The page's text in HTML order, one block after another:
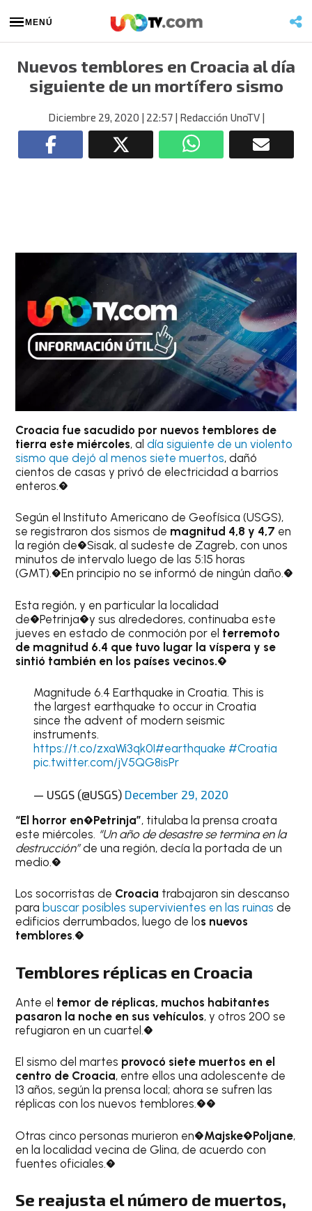
MENÚ
Nuevos temblores en Croacia al día
siguiente de un mortífero sismo
Diciembre 29, 2020 | 22:57| Redacción UnoTV|
Croacia fue sacudido por nuevos temblores de
tierra este miércoles, al día siguiente de un violento
sismo que dejó al menos siete muertos, dañó
cientos de casas y privó de electricidad a barrios
enteros.�
Según el Instituto Americano de Geofísica (USGS),
se registraron dos sismos de magnitud 4,8 y 4,7 en
la región de�Sisak, al sudeste de Zagreb, con unos
minutos de intervalo luego de las 5:15 horas
(GMT).�En principio no se informó de ningún daño.�
Esta región, y en particular la localidad
de�Petrinja�y sus alrededores, continuaba este
jueves en estado de conmoción por el terremoto
de magnitud 6.4 que tuvo lugar la víspera y se
sintió también en los países vecinos.�
Magnitude 6.4 Earthquake in Croatia. This is
the largest earthquake to occur in Croatia
since the advent of modern seismic
instruments.
https://t.co/zxaWi3qk0I#earthquake #Croatia
pic.twitter.com/jV5QG8isPr
— USGS (@USGS) December 29, 2020
“El horror en�Petrinja”, titulaba la prensa croata
este miércoles. “Un año de desastre se termina en la
destrucción”de una región, decía la portada de un
medio.�
Los socorristas de Croacia trabajaron sin descanso
para buscar posibles supervivientes en las ruinas de
edificios derrumbados, luego de los nuevos
temblores.�
Temblores réplicas en Croacia
Ante el temor de réplicas, muchos habitantes
pasaron la noche en sus vehículos, y otros 200 se
refugiaron en un cuartel.�
El sismo del martes provocó siete muertos en el
centro de Croacia, entre ellos una adolescente de
13 años, según la prensa local; ahora se sufren las
réplicas con los nuevos temblores.��
Otras cinco personas murieron en�Majske�Poljane,
en la localidad vecina de Glina, de acuerdo con
fuentes oficiales.�
Se reajusta el número de muertos,